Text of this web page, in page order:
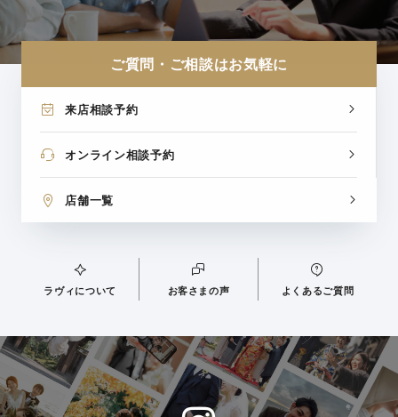
ご質問・ご相談はお気軽に
来店相談予約
オンライン相談予約
店舗一覧
ラヴィについて お客さまの声 よくあるご質問